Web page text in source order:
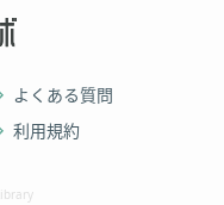
よくある質問
利用規約